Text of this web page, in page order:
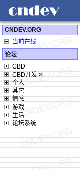
CNDEV.ORG
当前在线
论坛
CBD
CBD开发区
个人
其它
情感
游戏
生活
论坛系统